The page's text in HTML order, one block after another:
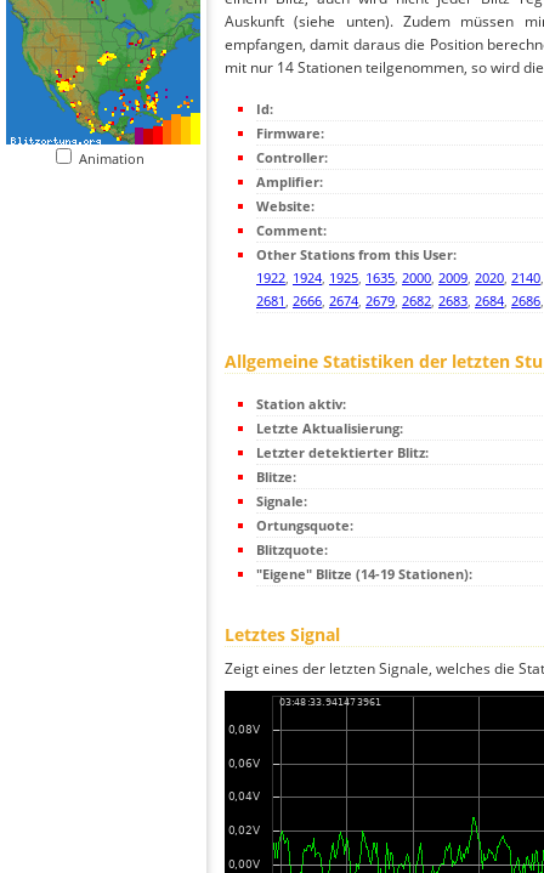
Animation
Auskunft (siehe unten). Zudem müssen
empfangen, damit daraus die Position
mit nur 14 Stationen teilgenommen, so wird
Id:
Firmware:
Controller:
Amplifier:
Website:
Comment:
Other Stations from this User:
1922, 1924, 1925, 1635, 2000, 2009, 2020, 2140
2681, 2666, 2674, 2679, 2682, 2683, 2684, 2686
Allgemeine Statistiken der letzten
Station aktiv:
Letzte Aktualisierung:
Letzter detektierter Blitz:
Blitze:
Signale:
Ortungsquote:
Blitzquote:
"Eigene" Blitze (14-19 Stationen):
Letztes Signal
Zeigt eines der letzten Signale, welches die